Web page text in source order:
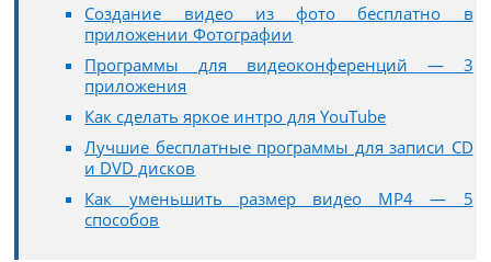
Создание видео из фото бесплатно в
приложении Фотографии
Программы для видеоконференций — 3
приложения
Как сделать яркое интро для YouTube
Лучшие бесплатные программы для записи CD
и DVD дисков
Как уменьшить размер видео MP4 — 5
способов